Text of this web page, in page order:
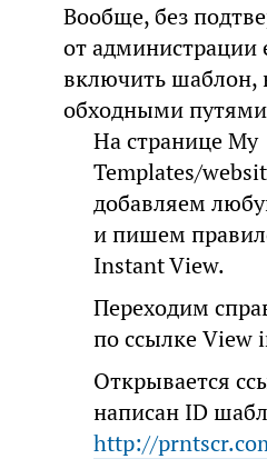
Вообще, без
от администрации
включить шаблон,
обходными
На странице My
Templates/
добавляем
и пишем
Instant View.
Переходим
по ссылке View
Открывается
написан ID
http://